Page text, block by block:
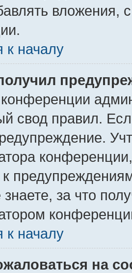
вложения,
к началу
свод правил.
за что
к началу
на